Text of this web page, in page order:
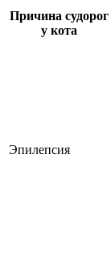
Причина судорог
у кота
Эпилепсия